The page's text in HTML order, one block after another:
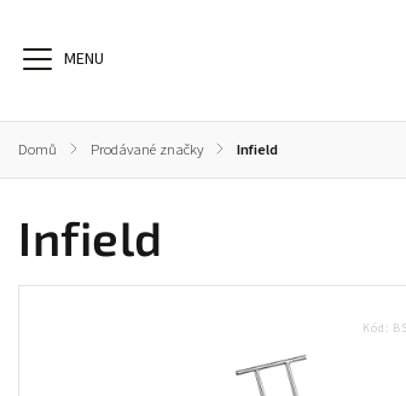
Dioptrické brýle
Domů / Prodávané značky / Infield
Infield
Kód: